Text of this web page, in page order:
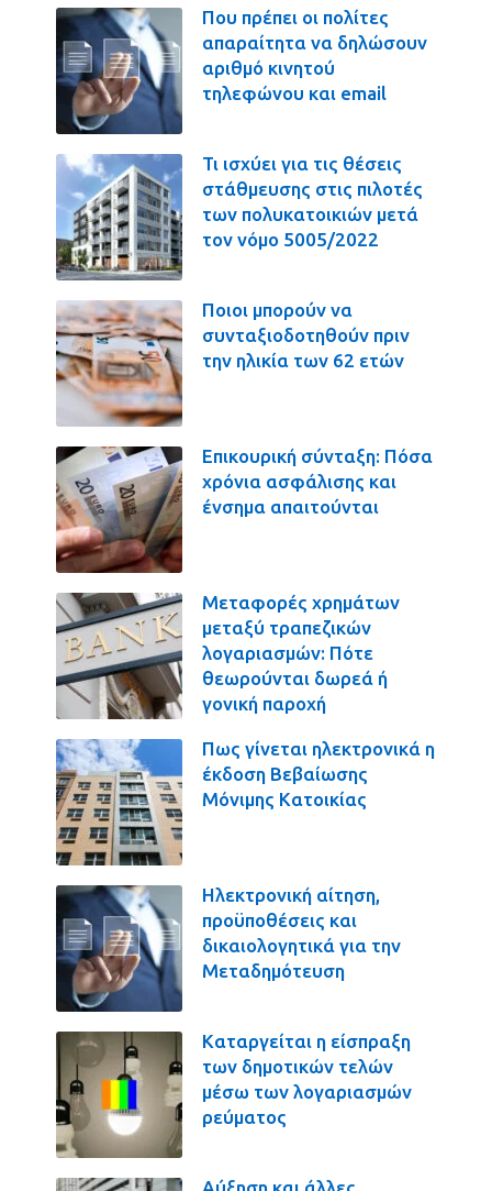
Που πρέπει οι πολίτες
απαραίτητα να δηλώσουν
αριθμό κινητού
τηλεφώνου και email
Τι ισχύει για τις θέσεις
στάθμευσης στις πιλοτές
των πολυκατοικιών μετά
τον νόμο 5005/2022
Ποιοι μπορούν να
συνταξιοδοτηθούν πριν
την ηλικία των 62 ετών
Επικουρική σύνταξη: Πόσα
χρόνια ασφάλισης και
ένσημα απαιτούνται
Μεταφορές χρημάτων
μεταξύ τραπεζικών
λογαριασμών: Πότε
θεωρούνται δωρεά ή
γονική παροχή
Πως γίνεται ηλεκτρονικά η
έκδοση Βεβαίωσης
Μόνιμης Κατοικίας
Ηλεκτρονική αίτηση,
προϋποθέσεις και
δικαιολογητικά για την
Μεταδημότευση
Καταργείται η είσπραξη
των δημοτικών τελών
μέσω των λογαριασμών
ρεύματος